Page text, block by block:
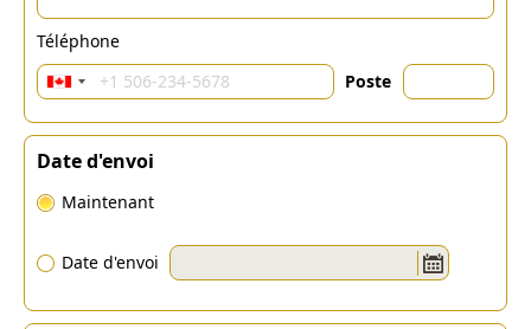
Téléphone
Poste
Date d'envoi
Maintenant
Date d'envoi